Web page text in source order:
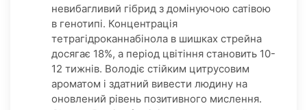
невибагливий гібрид з домінуючою сатівою
в генотипі. Концентрація
тетрагідроканнабінола в шишках стрейна
досягає 18%, а період цвітіння становить 10-
12 тижнів. Володіє стійким цитрусовим
ароматом і здатний вивести людину на
оновлений рівень позитивного мислення.